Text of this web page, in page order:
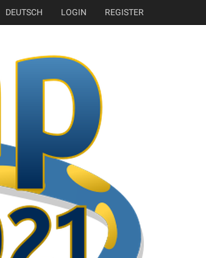
DEUTSCH LOGIN REGISTER